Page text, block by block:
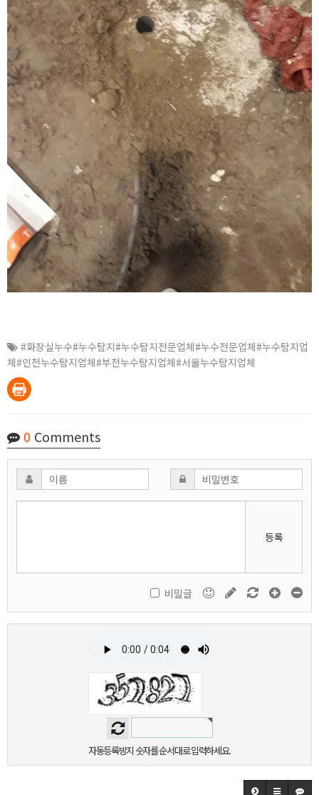
#화장실누수#누수탐지#누수탐지전문업체#누수전문업체#누수탐지업
체#인천누수탐지업체#부천누수탐지업체#서울누수탐지업체
0 Comments
등록
비밀글
자동등록방지 숫자를 순서대로 입력하세요.